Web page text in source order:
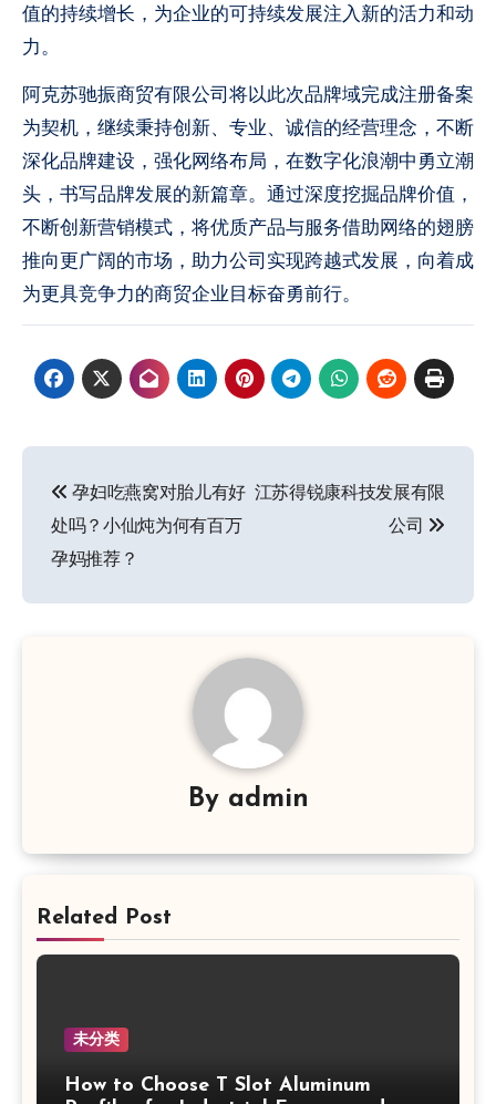
值的持续增长，为企业的可持续发展注入新的活力和动
力。
阿克苏驰振商贸有限公司将以此次品牌域完成注册备案
为契机，继续秉持创新、专业、诚信的经营理念，不断
深化品牌建设，强化网络布局，在数字化浪潮中勇立潮
头，书写品牌发展的新篇章。通过深度挖掘品牌价值，
不断创新营销模式，将优质产品与服务借助网络的翅膀
推向更广阔的市场，助力公司实现跨越式发展，向着成
为更具竞争力的商贸企业目标奋勇前行。
章
导
航
孕妇吃燕窝对胎儿有好
处吗？小仙炖为何有百万
孕妈推荐？
江苏得锐康科技发展有限
公司
By admin
Related Post
未分类
How to Choose T Slot Aluminum